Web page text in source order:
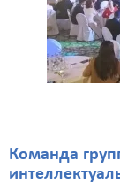
Команда